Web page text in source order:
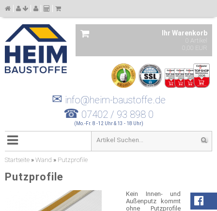
Ihr Warenkorb
0 Artikel
0,00 EUR
✉ info@heim-baustoffe.de
☎ 07402 / 93 898 0
(Mo.-Fr. 8 -12 Uhr & 13 - 18 Uhr)
Startseite » Wand » Putzprofile
Putzprofile
Kein Innen- und
Außenputz kommt
ohne Putzprofile